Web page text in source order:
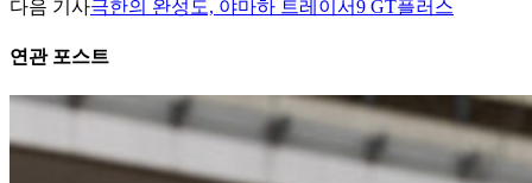
다음 기사극한의 완성도, 야마하 트레이서9 GT플러스
연관 포스트